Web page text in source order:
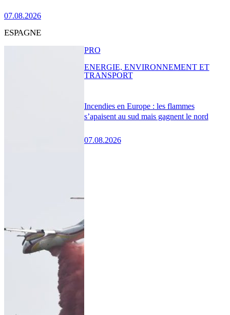
07.08.2026
ESPAGNE
Incendies en Europe : les flammes
s’apaisent au sud mais gagnent le nord
07.08.2026
PRO
ENERGIE, ENVIRONNEMENT ET
TRANSPORT